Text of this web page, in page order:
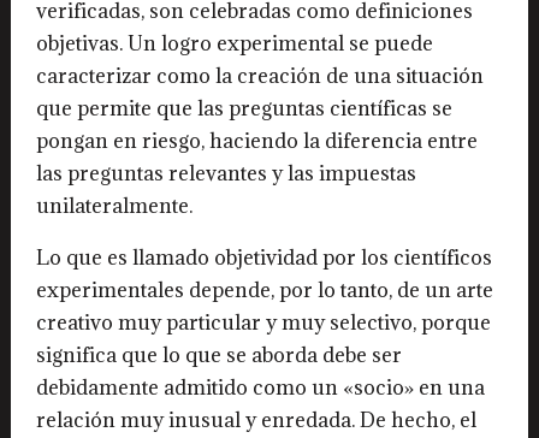
verificadas, son celebradas como definiciones
objetivas. Un logro experimental se puede
caracterizar como la creación de una situación
que permite que las preguntas científicas se
pongan en riesgo, haciendo la diferencia entre
las preguntas relevantes y las impuestas
unilateralmente.
Lo que es llamado objetividad por los científicos
experimentales depende, por lo tanto, de un arte
creativo muy particular y muy selectivo, porque
significa que lo que se aborda debe ser
debidamente admitido como un «socio» en una
relación muy inusual y enredada. De hecho, el